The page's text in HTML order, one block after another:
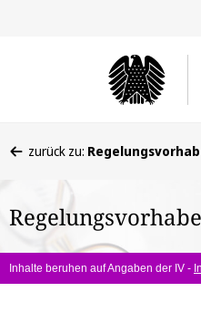
befinden
hier:
zurück zu:
Inhalte beruhen auf Angaben der IV -